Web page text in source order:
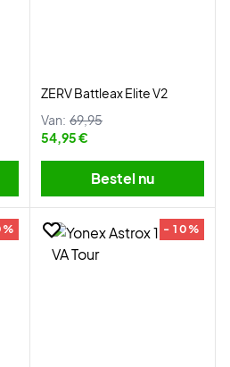
ZERV Battleax Elite V2
Van: 69,95
54,95 €
Bestel nu
- 10%